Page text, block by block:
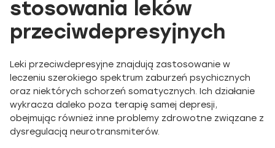
stosowania leków
przeciwdepresyjnych
Leki przeciwdepresyjne znajdują zastosowanie w
leczeniu szerokiego spektrum zaburzeń psychicznych
oraz niektórych schorzeń somatycznych. Ich działanie
wykracza daleko poza terapię samej depresji,
obejmując również inne problemy zdrowotne związane z
dysregulacją neurotransmiterów.